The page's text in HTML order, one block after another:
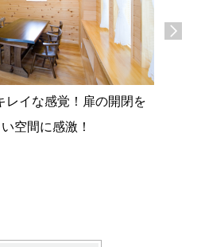
レイな感覚！扉の開閉を
空間に感激！